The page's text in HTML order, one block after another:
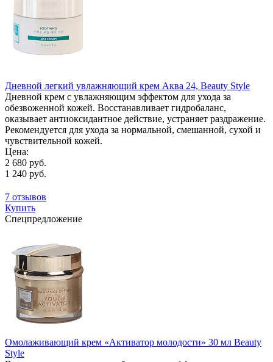
Дневной легкий увлажняющий крем Аква 24, Beauty Style
Дневной крем с увлажняющим эффектом для ухода за
обезвоженной кожей. Восстанавливает гидробаланс,
оказывает антиоксидантное действие, устраняет раздражение.
Рекомендуется для ухода за нормальной, смешанной, сухой и
чувствительной кожей.
Цена:
2 680 руб.
1 240 руб.
7 отзывов
Купить
Спецпредложение
Омолаживающий крем «Активатор молодости» 30 мл Beauty
Style